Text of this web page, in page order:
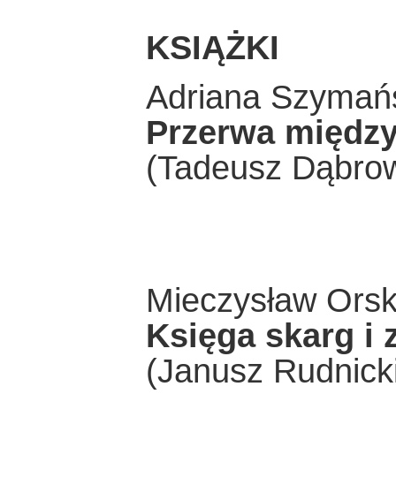
KSIĄŻKI
Adriana
Przerwa
(Tadeusz
Mieczysław
Księga skarg i
(Janusz